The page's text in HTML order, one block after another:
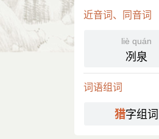
[ liè quǎn ]
⒈ 一种受过训练
分字解释
近音词、同音词
liè quán
冽泉
词语组词
猎字组词